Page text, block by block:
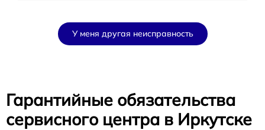
У меня другая неисправность
Гарантийные обязательства
сервисного центра в Иркутске